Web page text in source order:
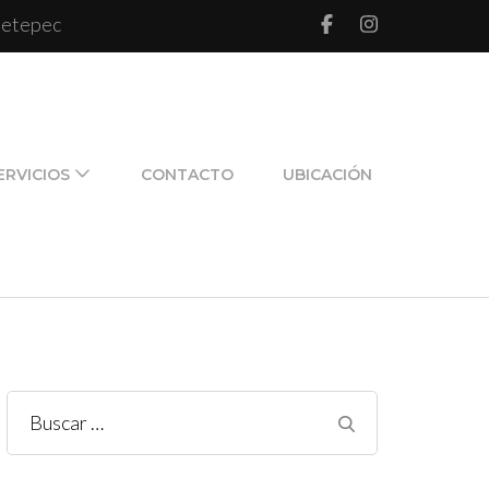
CONTACTO UBICACIÓN
Buscar: